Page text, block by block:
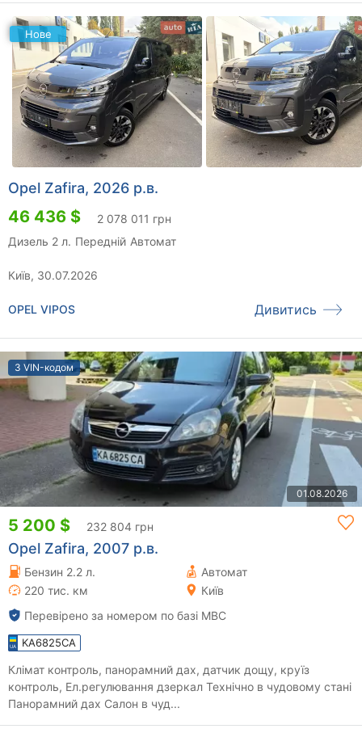
Нове
Opel Zafira, 2026 р.в.
46 436 $
2 078 011 грн
Дизель 2 л. Передній Автомат
Київ, 30.07.2026
OPEL VIPOS Дивитись
З VIN-кодом
01.08.2026
5 200 $ 232 804 грн
Opel Zafira, 2007 р.в.
Бензин 2.2 л.
Автомат
220 тис. км
Київ
Перевірено за номером по базі МВС
KA6825CA
Клімат контроль, панорамний дах, датчик дощу, круїз
контроль, Ел.регулювання дзеркал Технічно в чудовому стані
Панорамний дах Салон в чуд...